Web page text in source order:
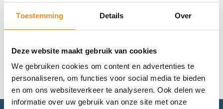
Toestemming Details Over
Deze website maakt gebruik van cookies
We gebruiken cookies om content en advertenties te
personaliseren, om functies voor social media te bieden
en om ons websiteverkeer te analyseren. Ook delen we
informatie over uw gebruik van onze site met onze